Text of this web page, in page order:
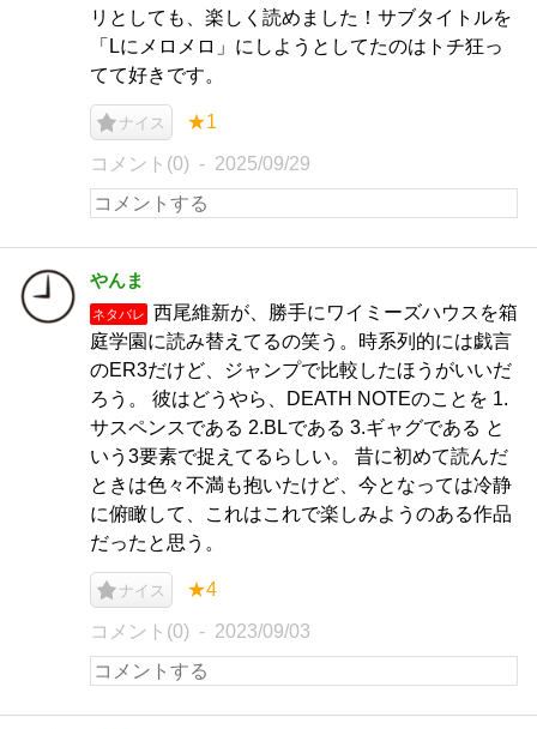
リとしても、楽しく読めました！サブタイトルを
「Lにメロメロ」にしようとしてたのはトチ狂っ
てて好きです。
ナイス ★1
コメント(0) 2025/09/29
やんま
ネタバレ
西尾維新が、勝手にワイミーズハウスを箱
庭学園に読み替えてるの笑う。時系列的には戯言
のER3だけど、ジャンプで比較したほうがいいだ
ろう。 彼はどうやら、DEATH NOTEのことを 1.
サスペンスである 2.BLである 3.ギャグである と
いう3要素で捉えてるらしい。 昔に初めて読んだ
ときは色々不満も抱いたけど、今となっては冷静
に俯瞰して、これはこれで楽しみようのある作品
だったと思う。
ナイス ★4
コメント(0) 2023/09/03